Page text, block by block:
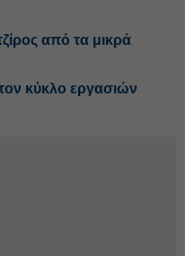
από τα μικρά
κύκλο εργασιών